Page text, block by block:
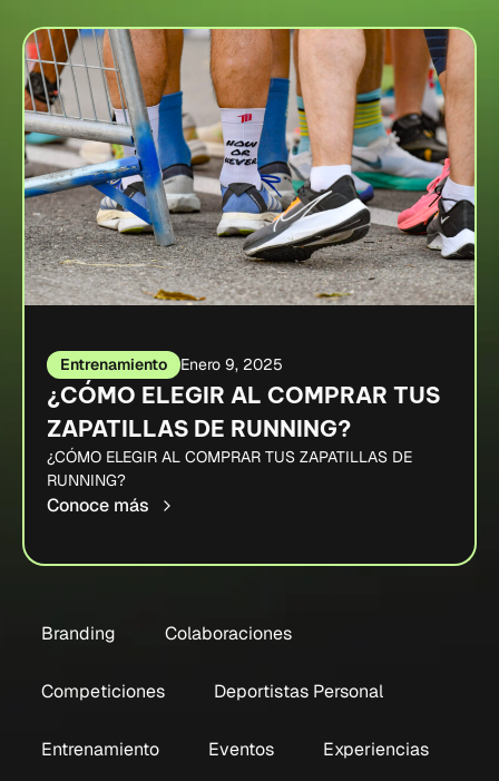
Entrenamiento Enero 9, 2025
¿CÓMO ELEGIR AL COMPRAR TUS
ZAPATILLAS DE RUNNING?
¿CÓMO ELEGIR AL COMPRAR TUS ZAPATILLAS DE
RUNNING?
Conoce más
Branding Colaboraciones
Competiciones Deportistas Personal
Entrenamiento Eventos Experiencias